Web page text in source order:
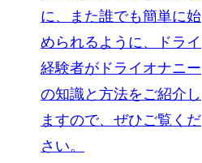
に、また誰でも簡単に始
められるように、ドライ
経験者がドライオナニー
の知識と方法をご紹介し
ますので、ぜひご覧くだ
さい。